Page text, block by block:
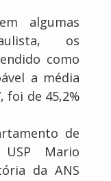
algumas
os
como
a média
foi de 45,2%
de
Mario
da ANS